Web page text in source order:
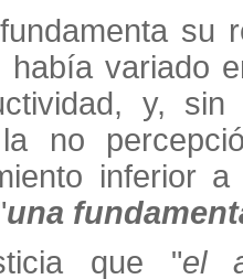
su
había variado
y,
no
inferior
una
que "el